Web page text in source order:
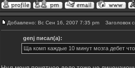
Добавлено: Вс Сен 16, 2007 7:35 pm Заголовок
genj писал(а):
Ща комп каждые 10 минут мозга дебет